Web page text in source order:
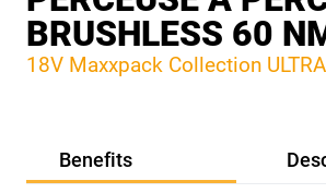
BRUSHLESS 60
18V Maxxpack Collection ULTRA
Benefits